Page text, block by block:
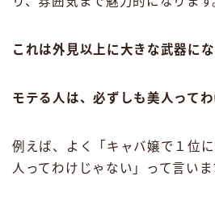
これは外見以上に大きな武器にな
モテる人は、必ずしも美人って
例えば、よく「キャバ嬢で１位
人ってわけじゃない」って言いま